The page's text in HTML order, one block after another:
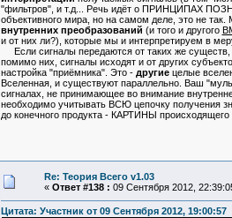
"фильтров", и т.д... Речь идёт о ПРИНЦИПАХ
объективного мира, но на самом деле, это не
внутренних преобразований (и того и другого
и от них ли?), которые мы и интерпретируем в
Если сигналы передаются от таких же
помимо них, сигналы исходят и от других
настройка "приёмника". Это - другиецелые
Вселенная, и существуют параллельно. Ваш
сигналах, не принимающее во внимание
необходимо учитывать ВСЮ цепочку получения
до конечного продукта - КАРТИНЫ происходящего
Re: Теория Всего v1.03
« Ответ #138 : 09 Сентября 2012,
Цитата: Участник от 09 Сентября 2012, 19:00:57